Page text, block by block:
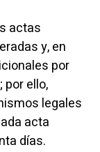
actas
y, en
por
ello,
legales
acta
días.